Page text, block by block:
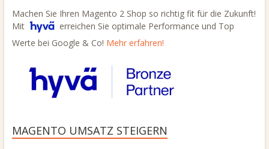
Machen Sie Ihren Magento 2 Shop so richtig fit für die Zukunft!
Mit
erreichen Sie optimale Performance und Top
Werte bei Google & Co! Mehr erfahren!
MAGENTO UMSATZ STEIGERN